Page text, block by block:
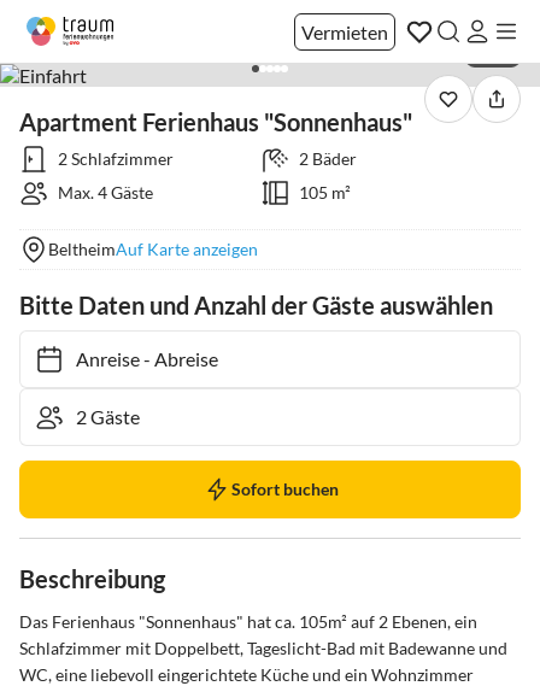
Vermieten
Apartment Ferienhaus "Sonnenhaus"
2 Schlafzimmer
2 Bäder
Max. 4 Gäste
105 m²
BeltheimAuf Karte anzeigen
Bitte Daten und Anzahl der Gäste auswählen
Anreise- Abreise
Sofort buchen
Beschreibung
Das Ferienhaus "Sonnenhaus" hat ca. 105m² auf 2 Ebenen, ein
Schlafzimmer mit Doppelbett, Tageslicht-Bad mit Badewanne und
WC, eine liebevoll eingerichtete Küche und ein Wohnzimmer